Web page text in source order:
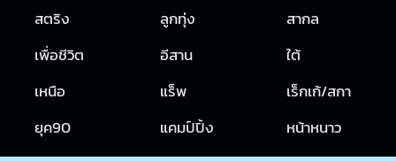
สตริง
ลูกทุ่ง
สากล
เพื่อชีวิต
อีสาน
ใต้
เหนือ
แร็พ
เร็กเก้/สกา
ยุค90
แคมป์ปิ้ง หน้าหนาว